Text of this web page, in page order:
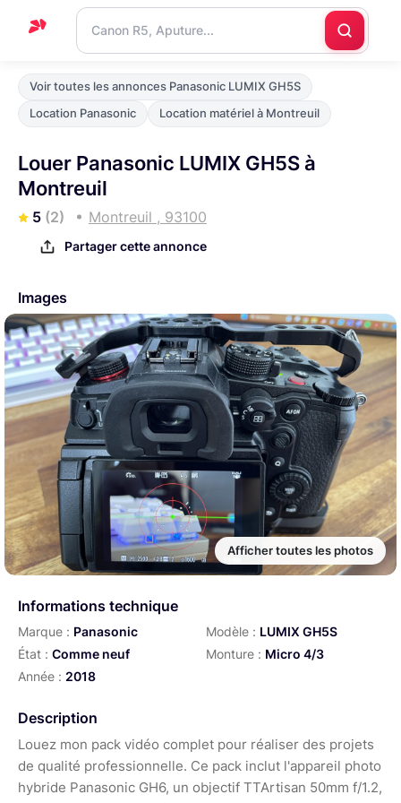
Accueil
Support
Nous
contacter
Voir toutes les annonces Panasonic LUMIX GH5S
Location Panasonic
Location matériel à Montreuil
Louer Panasonic LUMIX GH5S à
Montreuil
5 (2) Montreuil , 93100
Partager cette annonce
Images
Afficher toutes les photos
Informations technique
Marque : Panasonic Modèle : LUMIX GH5S
État : Comme neuf Monture : Micro 4/3
Année : 2018
Description
Louez mon pack vidéo complet pour réaliser des projets
de qualité professionnelle. Ce pack inclut l'appareil photo
hybride Panasonic GH6, un objectif TTArtisan 50mm f/1.2,